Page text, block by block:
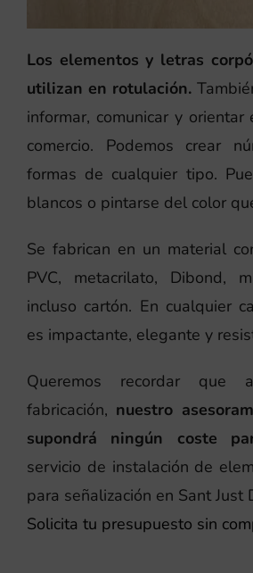
Los elementos y letras
utilizan en rotulación.
informar, comunicar y
comercio. Podemos crear
formas de cualquier tipo.
blancos o pintarse del color
Se fabrican en un material
PVC, metacrilato, Dibond,
incluso cartón. En cualquier
es impactante, elegante y
Queremos recordar que
fabricación, nuestro
supondrá ningún coste
servicio de instalación de
para señalización en Sant Just
Solicita tu presupuesto sin